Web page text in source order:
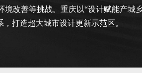
改善等挑战。重庆以“设计赋能产城
打造超大城市设计更新示范区。